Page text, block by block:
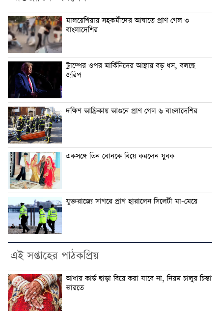
মালয়েশিয়ায় সহকর্মীদের আঘাতে প্রাণ গেল ৩
বাংলাদেশির
ট্রাম্পের ওপর মার্কিনিদের আস্থায় বড় ধস, বলছে
জরিপ
দক্ষিণ আফ্রিকায় আগুনে প্রাণ গেল ৬ বাংলাদেশির
একসঙ্গে তিন বোনকে বিয়ে করলেন যুবক
যুক্তরাজ্যে সাগরে প্রাণ হারালেন সিলেটী মা-মেয়ে
এই সপ্তাহের পাঠকপ্রিয়
আধার কার্ড ছাড়া বিয়ে করা যাবে না, নিয়ম চালুর চিন্তা
ভারতে